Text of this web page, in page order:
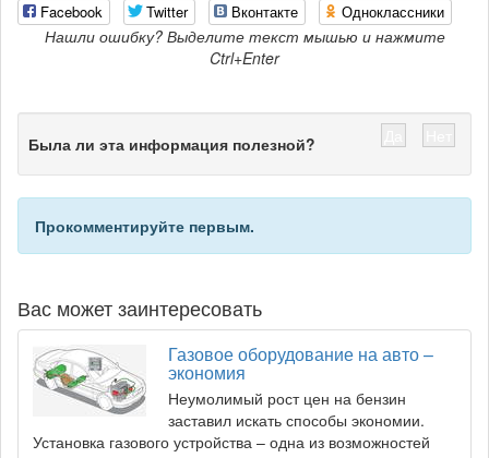
Facebook Twitter Вконтакте Одноклассники
Нашли ошибку? Выделите текст мышью и нажмите
Ctrl+Enter
Была ли эта информация полезной?
Прокомментируйте первым.
Вас может заинтересовать
Газовое оборудование на авто –
экономия
Неумолимый рост цен на бензин
заставил искать способы экономии.
Установка газового устройства – одна из возможностей